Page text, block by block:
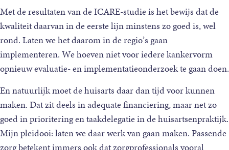
Met de resultaten van de ICARE-studie is het bewijs dat de
kwaliteit daarvan in de eerste lijn minstens zo goed is, wel
rond. Laten we het daarom in de regio’s gaan
implementeren. We hoeven niet voor iedere kankervorm
opnieuw evaluatie- en implementatieonderzoek te gaan doen.
En natuurlijk moet de huisarts daar dan tijd voor kunnen
maken. Dat zit deels in adequate financiering, maar net zo
goed in prioritering en taakdelegatie in de huisartsenpraktijk.
Mijn pleidooi: laten we daar werk van gaan maken. Passende